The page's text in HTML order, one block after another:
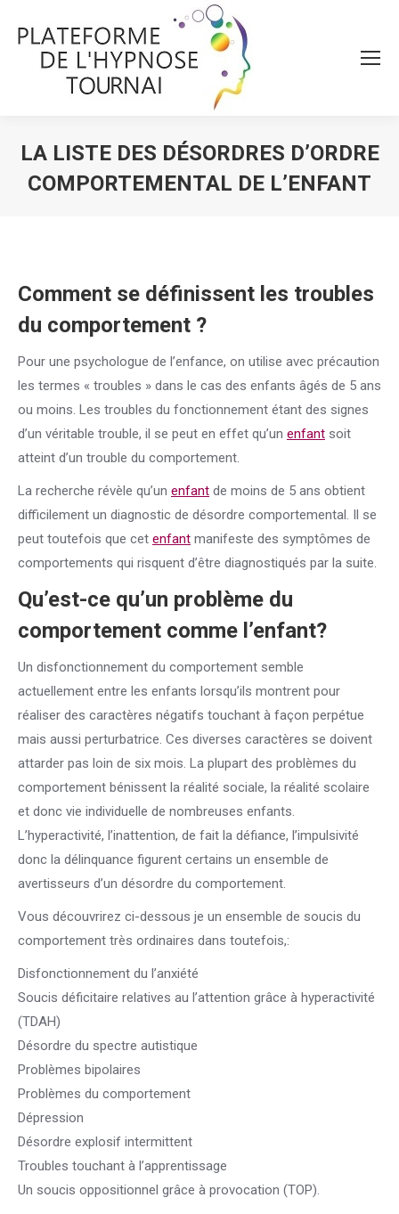
LA LISTE DES DÉSORDRES D’ORDRE
COMPORTEMENTAL DE L’ENFANT
Comment se définissent les troubles
du comportement ?
Pour une psychologue de l’enfance, on utilise avec précaution
les termes « troubles » dans le cas des enfants âgés de 5 ans
ou moins. Les troubles du fonctionnement étant des signes
d’un véritable trouble, il se peut en effet qu’un enfant soit
atteint d’un trouble du comportement.
La recherche révèle qu’un enfant de moins de 5 ans obtient
difficilement un diagnostic de désordre comportemental. Il se
peut toutefois que cet enfant manifeste des symptômes de
comportements qui risquent d’être diagnostiqués par la suite.
Qu’est-ce qu’un problème du
comportement comme l’enfant?
Un disfonctionnement du comportement semble
actuellement entre les enfants lorsqu’ils montrent pour
réaliser des caractères négatifs touchant à façon perpétue
mais aussi perturbatrice. Ces diverses caractères se doivent
attarder pas loin de six mois. La plupart des problèmes du
comportement bénissent la réalité sociale, la réalité scolaire
et donc vie individuelle de nombreuses enfants.
L’hyperactivité, l’inattention, de fait la défiance, l’impulsivité
donc la délinquance figurent certains un ensemble de
avertisseurs d’un désordre du comportement.
Vous découvrirez ci-dessous je un ensemble de soucis du
comportement très ordinaires dans toutefois,:
Disfonctionnement du l’anxiété
Soucis déficitaire relatives au l’attention grâce à hyperactivité
(TDAH)
Désordre du spectre autistique
Problèmes bipolaires
Problèmes du comportement
Dépression
Désordre explosif intermittent
Troubles touchant à l’apprentissage
Un soucis oppositionnel grâce à provocation (TOP).